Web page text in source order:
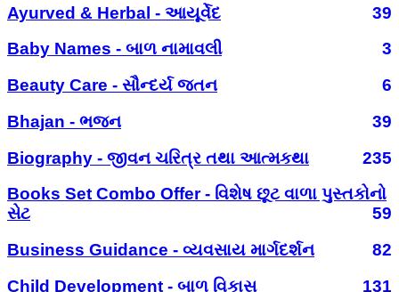
Ayurved & Herbal - આયૂર્વેદ
39
Baby Names - બાળ નામાવલી
3
Beauty Care - સૌન્દર્ય જતન
6
Bhajan - ભજન
39
Biography - જીવન ચરિત્ર તથા આત્મકથા
235
Books Set Combo Offer - વિશેષ છૂટ વાળા પુસ્તકોનો
સેટ
59
Business Guidance - વ્યવસાય માર્ગદર્શન
82
Child Development - બાળ વિકાસ
131